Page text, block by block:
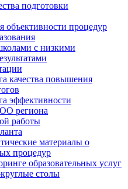
подготовки
объективности процедур
с низкими
качества повышения
эффективности
региона
работы
материалы о
процедур
образовательных услуг
столы